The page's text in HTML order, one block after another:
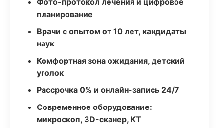
Фото-протокол лечения и цифровое
планирование
Врачи с опытом от 10 лет, кандидаты
наук
Комфортная зона ожидания, детский
уголок
Рассрочка 0% и онлайн-запись 24/7
Современное оборудование:
микроскоп, 3D-сканер, КТ